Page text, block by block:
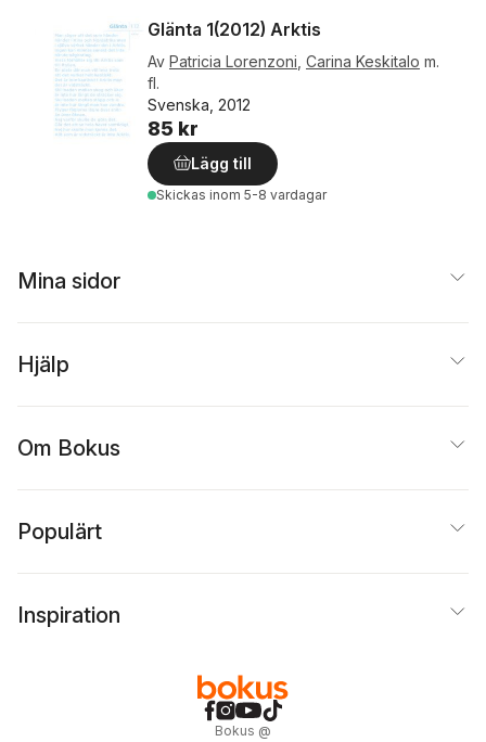
Glänta 1(2012) Arktis
Av Patricia Lorenzoni Carina Keskitalo m.
fl.
Svenska, 2012
85 kr
Lägg till
Skickas inom 5-8 vardagar
Mina sidor
Hjälp
Om Bokus
Populärt
Inspiration
Bokus @